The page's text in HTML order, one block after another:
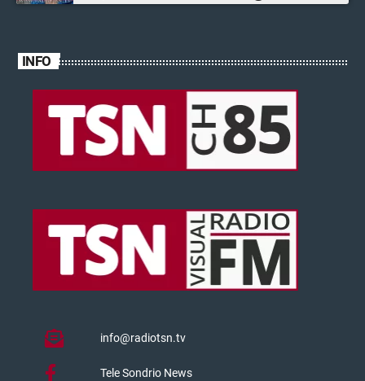
INFO
info@radiotsn.tv
Tele Sondrio News